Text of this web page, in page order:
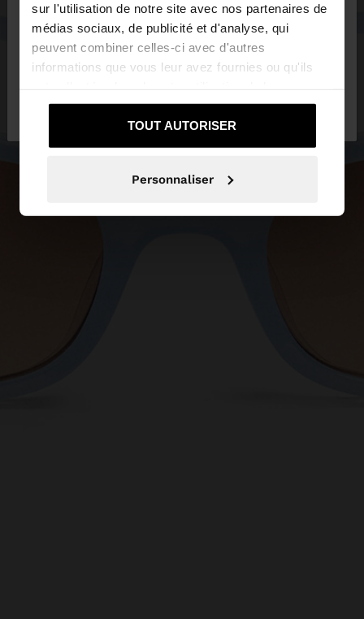
sur l'utilisation de notre site avec nos partenaires de
médias sociaux, de publicité et d'analyse, qui
peuvent combiner celles-ci avec d'autres
informations que vous leur avez fournies ou qu'ils
services.
TOUT AUTORISER
Personnaliser
Vous accédez au site depuis France. Voulez-vous
parcourir notre site au United States?